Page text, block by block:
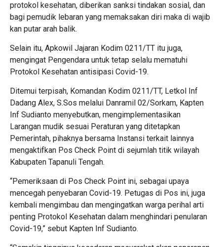
protokol kesehatan, diberikan sanksi tindakan sosial, dan
bagi pemudik lebaran yang memaksakan diri maka di wajib
kan putar arah balik.
Selain itu, Apkowil Jajaran Kodim 0211/TT itu juga,
mengingat Pengendara untuk tetap selalu mematuhi
Protokol Kesehatan antisipasi Covid-19.
Ditemui terpisah, Komandan Kodim 0211/TT, Letkol Inf
Dadang Alex, S.Sos melalui Danramil 02/Sorkam, Kapten
Inf Sudianto menyebutkan, mengimplementasikan
Larangan mudik sesuai Peraturan yang ditetapkan
Pemerintah, pihaknya bersama Instansi terkait lainnya
mengaktifkan Pos Check Point di sejumlah titik wilayah
Kabupaten Tapanuli Tengah.
“Pemeriksaan di Pos Check Point ini, sebagai upaya
mencegah penyebaran Covid-19. Petugas di Pos ini, juga
kembali mengimbau dan mengingatkan warga perihal arti
penting Protokol Kesehatan dalam menghindari penularan
Covid-19,” sebut Kapten Inf Sudianto.